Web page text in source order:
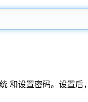
和设置密码。设置